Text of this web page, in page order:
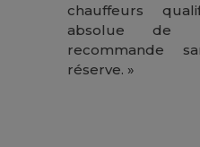
chauffeurs
absolue de
recommande
réserve. »